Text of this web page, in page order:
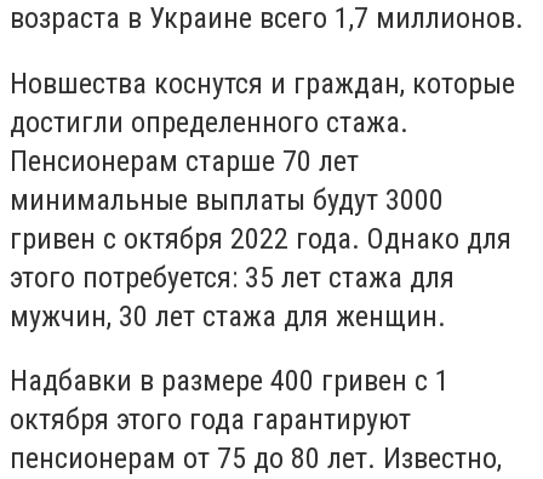
возраста в Украине всего 1,7 миллионов.
Новшества коснутся и граждан, которые
достигли определенного стажа.
Пенсионерам старше 70 лет
минимальные выплаты будут 3000
гривен с октября 2022 года. Однако для
этого потребуется: 35 лет стажа для
мужчин, 30 лет стажа для женщин.
Надбавки в размере 400 гривен с 1
октября этого года гарантируют
пенсионерам от 75 до 80 лет. Известно,